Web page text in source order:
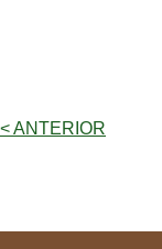
< ANTERIOR